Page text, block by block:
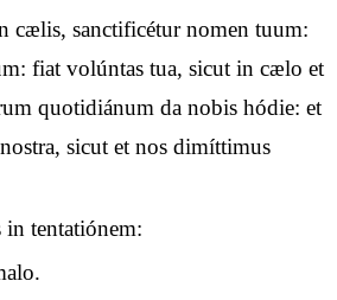
cælis, sanctificétur nomen tuum:
fiat volúntas tua, sicut in cælo et
quotidiánum da nobis hódie: et
sicut et nos dimíttimus
in tentatiónem: